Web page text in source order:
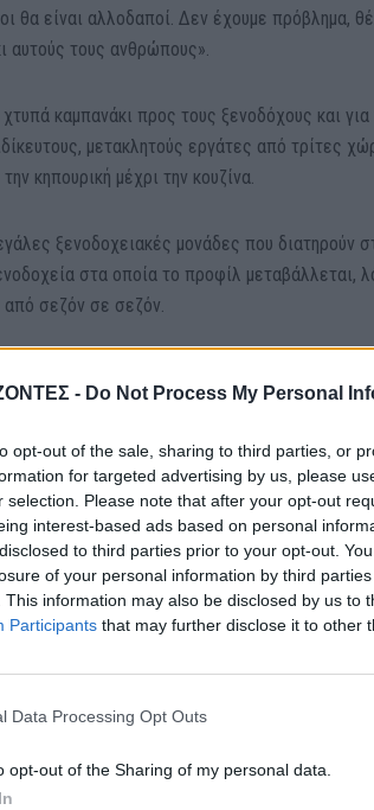
- Do Not Process My Personal
opt-out of the sale, sharing to third parties, or
for targeted advertising by us, please
selection. Please note that after your opt-out
interest-based ads based on personal
to third parties prior to your opt-out.
of your personal information by third
This information may also be disclosed by us to
Participants that may further disclose it to other
Data Processing Opt Outs
opt-out of the Sharing of my personal data.
θα είναι αλλοδαποί. Δεν έχουμε πρόβλημα,
αυτούς τους ανθρώπους».
καμπανάκι προς τους ξενοδόχους και
μετακλητούς εργάτες από τρίτες
κηπουρική μέχρι την κουζίνα.
ξενοδοχειακές μονάδες που διατηρούν
στα οποία το προφίλ μεταβάλλεται,
σεζόν σε σεζόν.
ο πρόεδρος του Σωματείου
του προσωπικού σε ξενοδοχεία
αναφορές για εργοδότες που υποχρεώνουν
που χτυπάνε οι ίδιοι τις κάρτες αντί
δε μπορεί να συνεχίζεται αυτό», σημείωσε.
ελεγκτικών μηχανισμών ώστε να είναι
επιχειρήσεις και συνολικά στις
και τον συνδικαλιστικό τους φορέα
επιδόματος ανεργίας, προκειμένου, αφ’ ενός
αφετέρου να έχουν κίνητρο να